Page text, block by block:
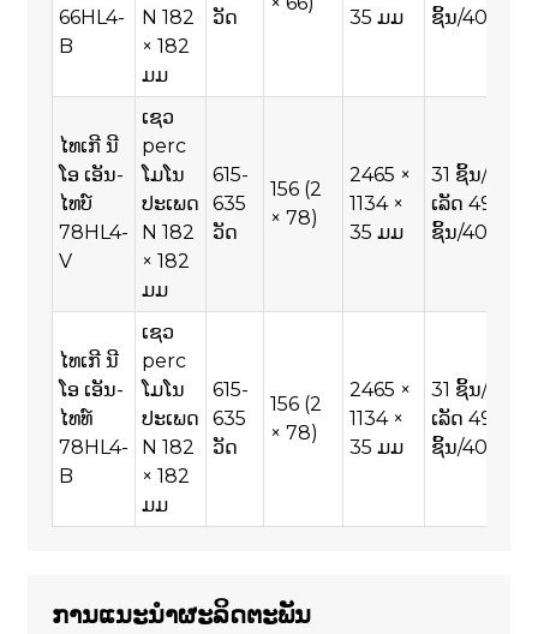
66HL4-
B
N 182
× 182
ມມ
ວັດ
35 ມມ
ຊິ້ນ/40HQ
ໄທເກີ ນີ
ໂອ ເອັນ-
ໄທບ໌
78HL4-
V
ເຊວ
perc
ໂມໂນ
ປະເພດ
N 182
× 182
ມມ
615-
635
ວັດ
156 (2
× 78)
2465 ×
1134 ×
35 ມມ
31 ຊິ້ນ/ພາ
ເລັດ 496
ຊິ້ນ/40HQ
ໄທເກີ ນີ
ໂອ ເອັນ-
ໄທທ໌
78HL4-
B
ເຊວ
perc
ໂມໂນ
ປະເພດ
N 182
× 182
ມມ
615-
635
ວັດ
156 (2
× 78)
2465 ×
1134 ×
35 ມມ
31 ຊິ້ນ/ພາ
ເລັດ 496
ຊິ້ນ/40HQ
ການແນະນຳຜະລິດຕະພັນ